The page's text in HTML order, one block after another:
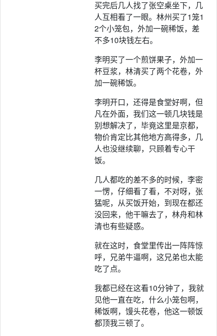
买完后几人找了张空桌坐下，几
人互相看了一眼。林州买了1笼1
2个小笼包，外加一碗稀饭，差
不多10块钱左右。
李明买了一个煎饼果子，外加一
杯豆浆，林清买了两个花卷，外
加一碗稀饭。
李明开口，还得是食堂好啊，但
凡在外面，我们这一顿几块钱是
别想解决了，毕竟这里是京都，
物价肯定比其他地方高得多，几
人也没继续聊，只顾着专心干
饭。
几人都吃的差不多的时候，李密
一愣，仔细看了看，不对呀，张
猛呢，从买饭开始，到现在都还
没回来，他干嘛去了，林舟和林
清也有些疑惑。
就在这时，食堂里传出一阵阵惊
呼，兄弟牛逼啊，这兄弟也太能
吃了点。
我都已经在这看10分钟了，我就
见他一直在吃，什么小笼包啊，
稀饭啊，馒头花卷，他这一顿饭
都顶我三顿了。